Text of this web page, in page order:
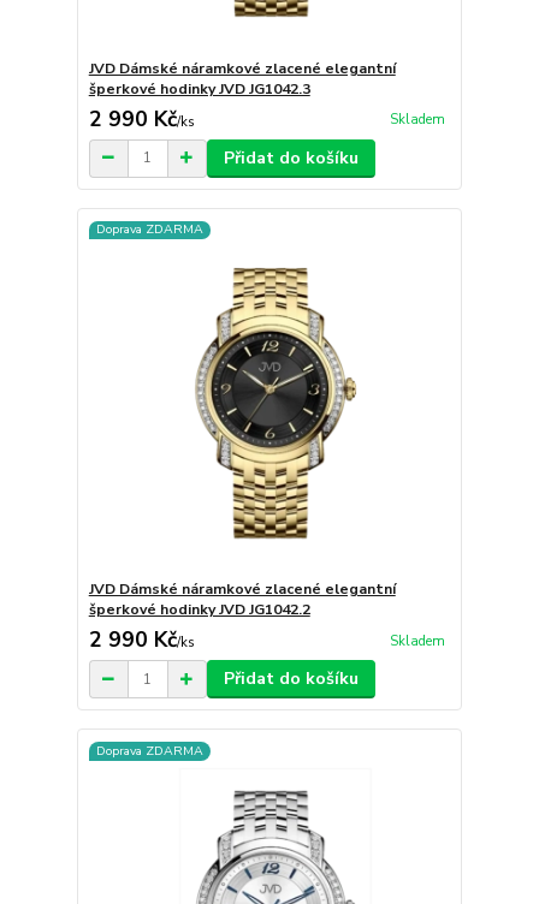
JVD Dámské náramkové zlacené elegantní
šperkové hodinky JVD JG1042.3
2 990 Kč/ks Skladem
Přidat do košíku
Doprava ZDARMA
JVD Dámské náramkové zlacené elegantní
šperkové hodinky JVD JG1042.2
2 990 Kč/ks Skladem
Přidat do košíku
Doprava ZDARMA